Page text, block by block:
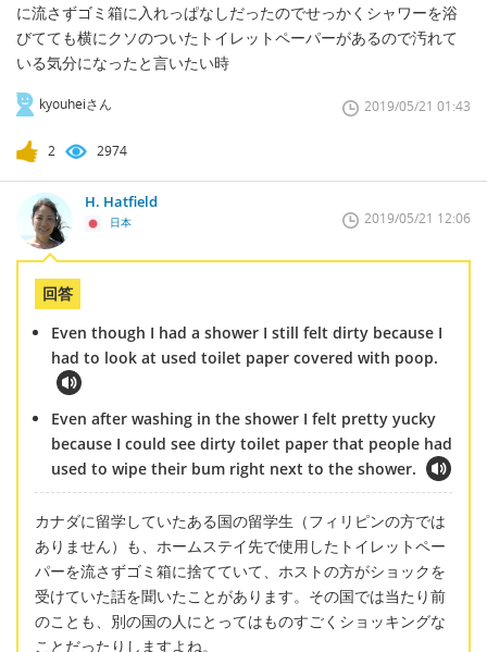
に流さずゴミ箱に入れっぱなしだったのでせっかくシャワーを浴
びてても横にクソのついたトイレットペーパーがあるので汚れて
いる気分になったと言いたい時
kyouheiさん 2019/05/21 01:43
2 2974
H. Hatfield
日本 2019/05/21 12:06
回答
Even though I had a shower I still felt dirty because I
had to look at used toilet paper covered with poop.
Even after washing in the shower I felt pretty yucky
because I could see dirty toilet paper that people had
used to wipe their bum right next to the shower.
カナダに留学していたある国の留学生（フィリピンの方では
ありません）も、ホームステイ先で使用したトイレットペー
パーを流さずゴミ箱に捨てていて、ホストの方がショックを
受けていた話を聞いたことがあります。その国では当たり前
のことも、別の国の人にとってはものすごくショッキングな
ことだったりしますよね。